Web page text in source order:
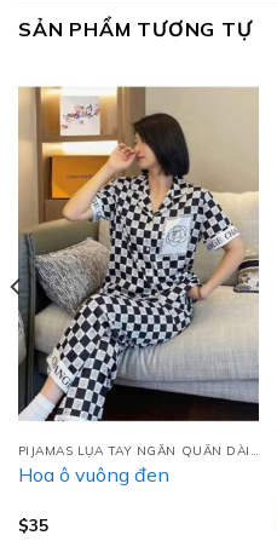
SẢN PHẨM TƯƠNG TỰ
PIJAMAS LỤA TAY NGẮN QUẦN DÀI (TNQD)
Hoa ô vuông đen
$35